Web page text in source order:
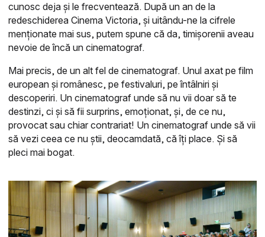
cunosc deja și le frecventează. După un an de la
redeschiderea Cinema Victoria, și uitându-ne la cifrele
menționate mai sus, putem spune că da, timișorenii aveau
nevoie de încă un cinematograf.
Mai precis, de un alt fel de cinematograf. Unul axat pe film
european și românesc, pe festivaluri, pe întâlniri și
descoperiri. Un cinematograf unde să nu vii doar să te
destinzi, ci și să fii surprins, emoționat, și, de ce nu,
provocat sau chiar contrariat! Un cinematograf unde să vii
să vezi ceea ce nu știi, deocamdată, că îți place. Și să
pleci mai bogat.